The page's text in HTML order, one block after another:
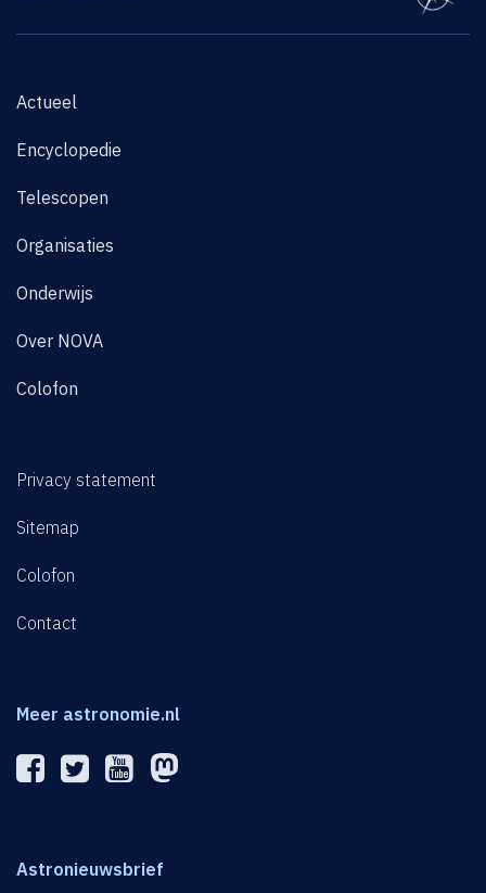
Actueel
Encyclopedie
Telescopen
Organisaties
Onderwijs
Over NOVA
Colofon
Privacy statement
Sitemap
Colofon
Contact
Meer astronomie.nl
Astronieuwsbrief